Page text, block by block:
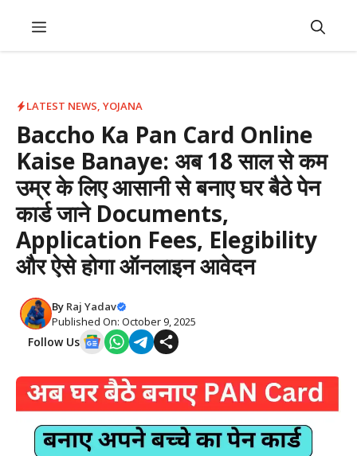
Menu
LATEST NEWS, YOJANA
Baccho Ka Pan Card Online
Kaise Banaye: अब 18 साल से कम
उम्र के लिए आसानी से बनाए घर बैठे पेन
कार्ड जाने Documents,
Application Fees, Elegibility
और ऐसे होगा ऑनलाइन आवेदन
By Raj Yadav
Published On: October 9, 2025
Follow Us